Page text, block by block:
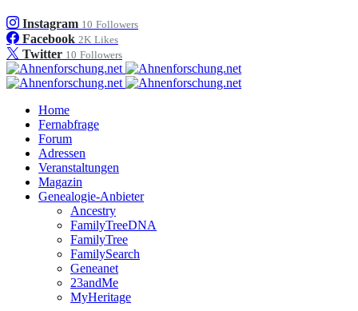
Instagram 10 Followers
Facebook 2K Likes
Twitter 10 Followers
Home
Fernabfrage
Forum
Adressen
Veranstaltungen
Magazin
Genealogie-Anbieter
Ancestry
FamilyTreeDNA
FamilyTree
FamilySearch
Geneanet
23andMe
MyHeritage